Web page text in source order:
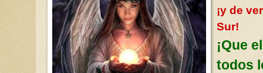
¡y de
Sur!
¡Que
todos